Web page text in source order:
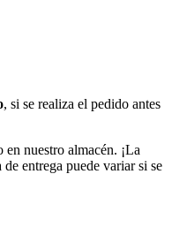
, si se realiza el pedido antes
nuestro almacén. ¡La
entrega puede variar si se